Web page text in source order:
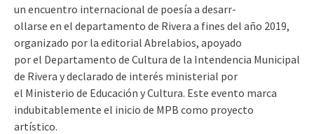
un encuentro internacional de poesía a desarr-
ollarse en el departamento de Rivera a fines del año 2019,
organizado por la editorial Abrelabios, apoyado
por el Departamento de Cultura de la Intendencia Municipal
de Rivera y declarado de interés ministerial por
el Ministerio de Educación y Cultura. Este evento marca
indubitablemente el inicio de MPB como proyecto
artístico.